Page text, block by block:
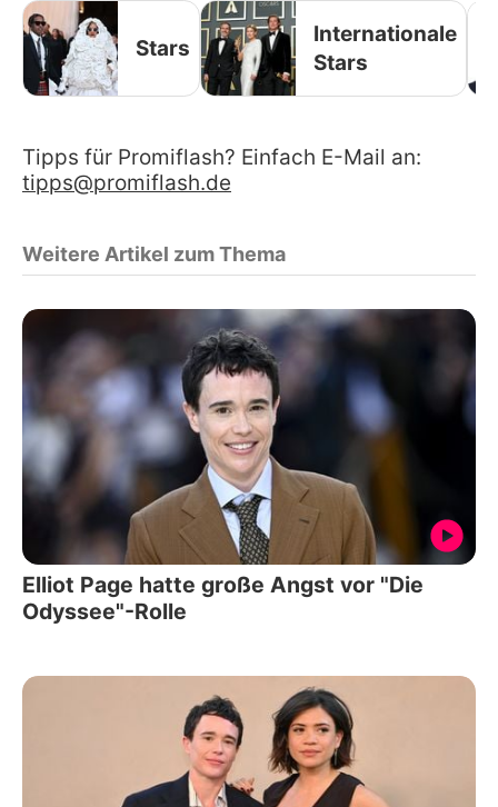
Stars
Internationale
Stars
Tipps für Promiflash? Einfach E-Mail an:
tipps@promiflash.de
Weitere Artikel zum Thema
Elliot Page hatte große Angst vor "Die
Odyssee"-Rolle